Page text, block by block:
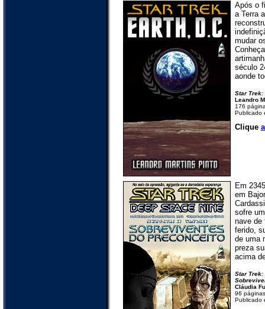
Após o
a Terra
mudar
século
aonde
Star Trek:
Leandro
176
Publicado
Clique
Em
em
sofre
nave de
ferido,
de uma
preza
acima
Star Trek:
Cláudia
96 páginas
Publicado